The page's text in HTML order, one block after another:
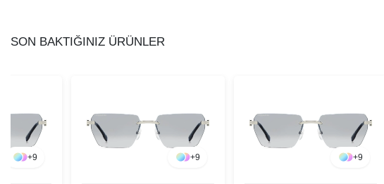
SON BAKTIĞINIZ ÜRÜNLER
+9 +9 +9